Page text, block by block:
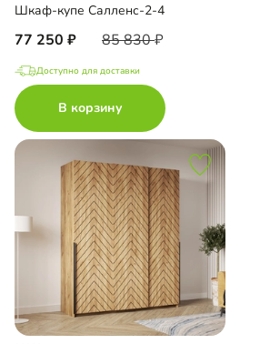
Шкаф-купе Салленс-2-4
77 250 85 830
Доступно для доставки
В корзину